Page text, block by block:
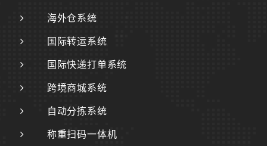
海外仓系统
国际转运系统
国际快递打单系统
跨境商城系统
自动分拣系统
称重扫码一体机